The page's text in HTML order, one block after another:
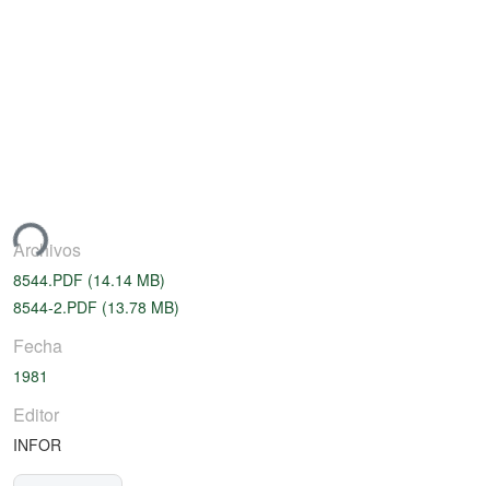
Archivos
8544.PDF (14.14 MB)
8544-2.PDF (13.78 MB)
Fecha
1981
Editor
INFOR